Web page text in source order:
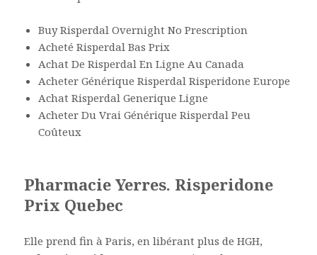
Buy Risperdal Overnight No Prescription
Acheté Risperdal Bas Prix
Achat De Risperdal En Ligne Au Canada
Acheter Générique Risperdal Risperidone Europe
Achat Risperdal Generique Ligne
Acheter Du Vrai Générique Risperdal Peu
Coûteux
Pharmacie Yerres. Risperidone
Prix Quebec
Elle prend fin à Paris, en libérant plus de HGH,